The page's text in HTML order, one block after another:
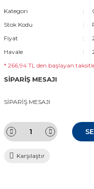
Kategori
Stok Kodu
Fiyat
Havale
* 266,94 TL den başlayan
SİPARİŞ MESAJI
SİPARİŞ MESAJI
Karşılaştır